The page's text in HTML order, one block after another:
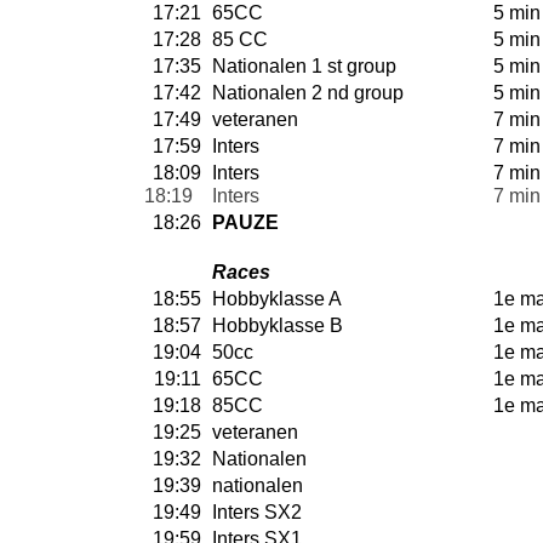
17:21 65CC
5 min
17:28 85 CC
5 min
17:35
Nationalen 1 st group
5 min
17:42
Nationalen 2 nd group
5 min
17:49 veteranen
7 min
17:59
Inters
7 min
18:09
Inters
7 min
18:19
Inters
7 min
18:26
PAUZE
Races
18:55
Hobbyklasse A
1e
18:57
Hobbyklasse B
1e
19:04 50cc
1e
19:11 65CC
1e
19:18 85CC
1e
19:25 veteranen
19:32
Nationalen
19:39 nationalen
19:49
Inters SX2
19:59
Inters SX1